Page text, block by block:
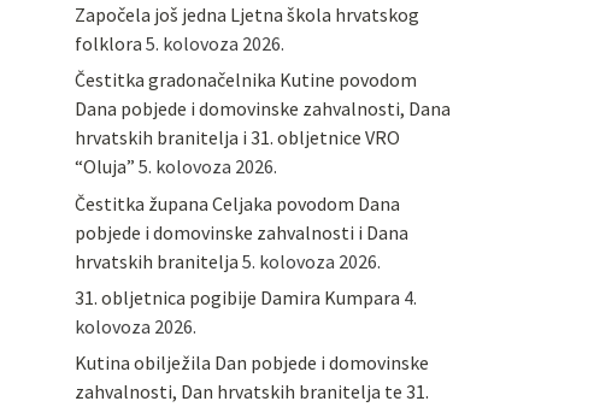
Započela još jedna Ljetna škola hrvatskog
folklora 5. kolovoza 2026.
Čestitka gradonačelnika Kutine povodom
Dana pobjede i domovinske zahvalnosti, Dana
hrvatskih branitelja i 31. obljetnice VRO
“Oluja” 5. kolovoza 2026.
Čestitka župana Celjaka povodom Dana
pobjede i domovinske zahvalnosti i Dana
hrvatskih branitelja 5. kolovoza 2026.
31. obljetnica pogibije Damira Kumpara 4.
kolovoza 2026.
Kutina obilježila Dan pobjede i domovinske
zahvalnosti, Dan hrvatskih branitelja te 31.